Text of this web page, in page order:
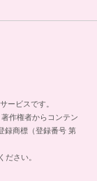
ービスです。
作権者からコンテン
録商標（登録番号 第
さい。